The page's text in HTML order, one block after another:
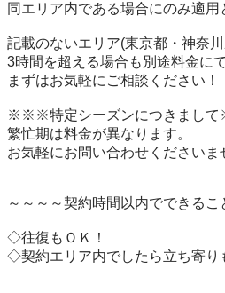
同エリア内である場合にのみ適用
記載のないエリア(東京都・神奈
3時間を超える場合も別途料金に
まずはお気軽にご相談ください！
※※※特定シーズンにつきまし
繁忙期は料金が異なります。
お気軽にお問い合わせくださいま
～～～～契約時間以内でできるこ
◇往復もＯＫ！
◇契約エリア内でしたら立ち寄り